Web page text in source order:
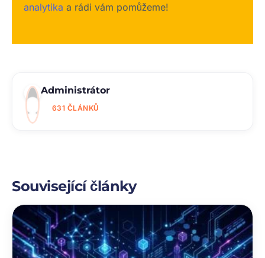
analytika a rádi vám pomůžeme!
Administrátor
631 ČLÁNKŮ
Související články